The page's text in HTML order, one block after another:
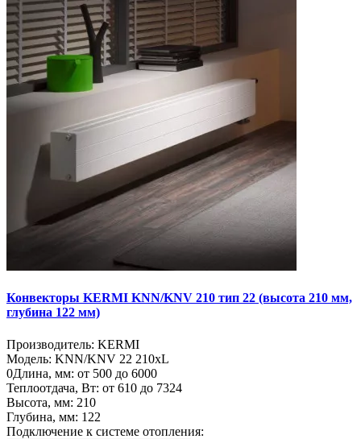
Конвекторы KERMI KNN/KNV 210 тип 22 (высота 210 мм,
глубина 122 мм)
Производитель: KERMI
Модель: KNN/KNV 22 210хL
0Длина, мм: от 500 до 6000
Теплоотдача, Вт: от 610 до 7324
Высота, мм: 210
Глубина, мм: 122
Подключение к системе отопления: